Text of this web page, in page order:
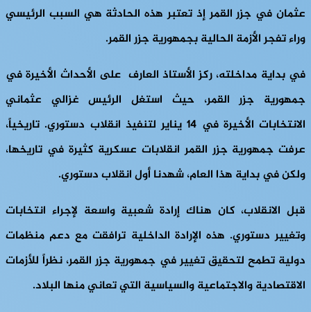
عثمان في جزر القمر إذ تعتبر هذه الحادثة هي السبب الرئيسي
وراء تفجر الأزمة الحالية بجمهورية جزر القمر.
في بداية مداخلته، ركز الأستاذ العارف على الأحداث الأخيرة في
جمهورية جزر القمر، حيث استغل الرئيس غزالي عثماني
الانتخابات الأخيرة في 14 يناير لتنفيذ انقلاب دستوري. تاريخياً،
عرفت جمهورية جزر القمر انقلابات عسكرية كثيرة في تاريخها،
ولكن في بداية هذا العام، شهدنا أول انقلاب دستوري.
قبل الانقلاب، كان هناك إرادة شعبية واسعة لإجراء انتخابات
وتغيير دستوري. هذه الإرادة الداخلية ترافقت مع دعم منظمات
دولية تطمح لتحقيق تغيير في جمهورية جزر القمر، نظراً للأزمات
الاقتصادية والاجتماعية والسياسية التي تعاني منها البلاد.